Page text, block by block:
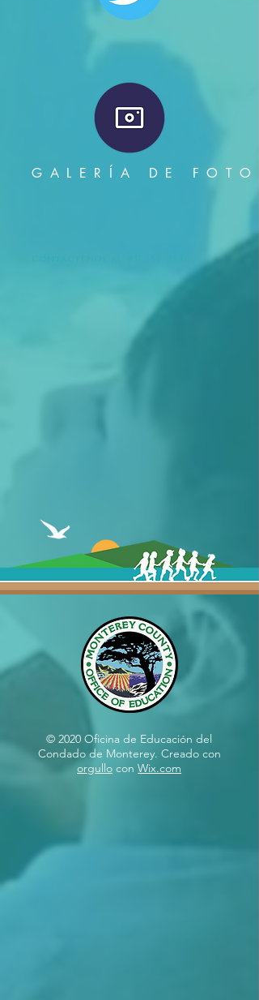
GALERÍA DE
© 2020 Oficina de Educación del
Condado de Monterey. Creado con
orgullo con Wix.com